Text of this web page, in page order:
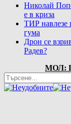
Николай
е в криза
ТИР навлезе
гума
Дрон се
Радев?
МОЛ: